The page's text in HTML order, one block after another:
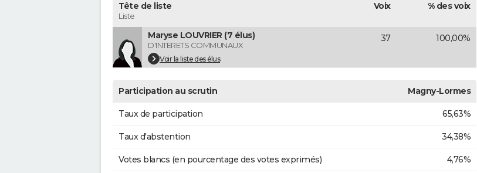
Tête de liste
Liste
Voix % des voix
Maryse LOUVRIER (7 élus)
D'INTERETS COMMUNAUX
Voir la liste des élus
37 100,00%
Participation au scrutin Magny-Lormes
Taux de participation 65,63%
Taux d'abstention 34,38%
Votes blancs (en pourcentage des votes exprimés) 4,76%